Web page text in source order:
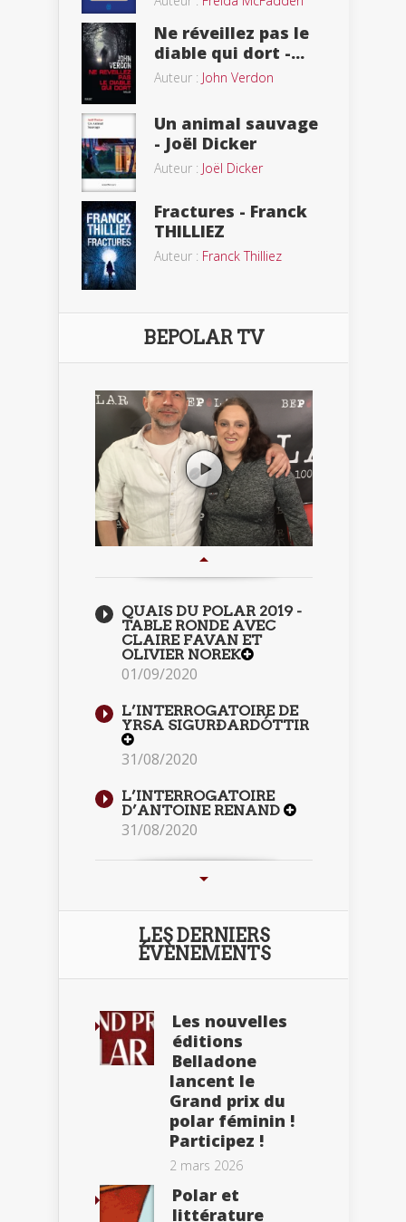
Ne réveillez pas le
diable qui dort -...
Auteur : John Verdon
Un animal sauvage
- Joël Dicker
Auteur : Joël Dicker
Fractures - Franck
THILLIEZ
Auteur : Franck Thilliez
BEPOLAR TV
QUAIS DU POLAR 2019 -
TABLE RONDE AVEC
CLAIRE FAVAN ET
OLIVIER NOREK
01/09/2020
L’INTERROGATOIRE DE
YRSA SIGURÐARDÓTTIR
31/08/2020
L’INTERROGATOIRE
D’ANTOINE RENAND
31/08/2020
LES DERNIERS
ÉVÈNEMENTS
Les nouvelles
éditions
Belladone
lancent le
Grand prix du
polar féminin !
Participez !
2 mars 2026
Polar et
littérature